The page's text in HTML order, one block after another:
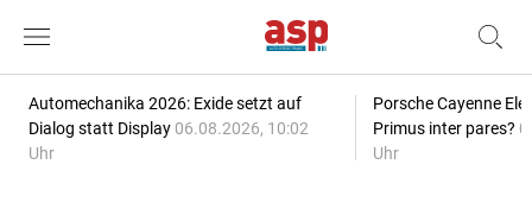
Automechanika 2026: Exide setzt auf
Dialog statt Display 06.08.2026, 10:02
Uhr
Porsche Cayenne
Primus inter pares?
Uhr